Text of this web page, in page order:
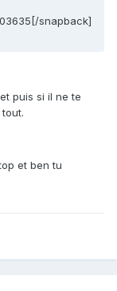
snapback]
puis si il ne te
et ben tu